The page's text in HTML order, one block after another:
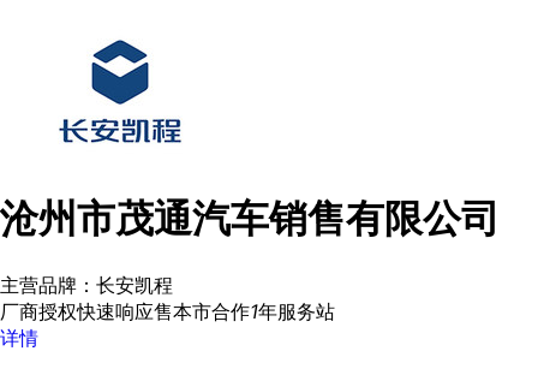
沧州市茂通汽车销售有限公司
主营品牌：长安凯程
厂商授权快速响应售本市合作1年服务站
详情